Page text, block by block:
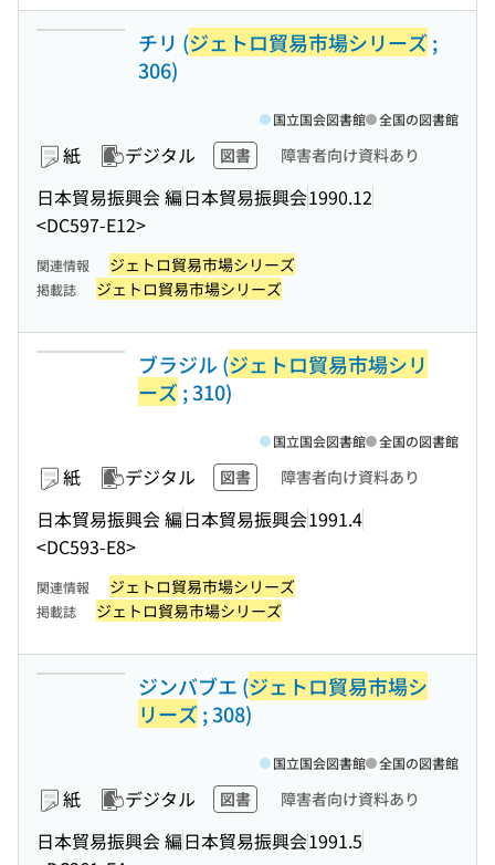
チリ (ジェトロ貿易市場シリーズ ;
306)
紙 デジタル 図書 障害者向け資料あり
日本貿易振興会 編日本貿易振興会1990.12
<DC597-E12>
国立国会図書館 全国の図書館
関連情報 ジェトロ貿易市場シリーズ
掲載誌 ジェトロ貿易市場シリーズ
ブラジル (ジェトロ貿易市場シリ
ーズ ; 310)
紙 デジタル 図書 障害者向け資料あり
日本貿易振興会 編日本貿易振興会1991.4
<DC593-E8>
国立国会図書館 全国の図書館
関連情報 ジェトロ貿易市場シリーズ
掲載誌 ジェトロ貿易市場シリーズ
ジンバブエ (ジェトロ貿易市場シ
リーズ ; 308)
紙 デジタル 図書 障害者向け資料あり
日本貿易振興会 編日本貿易振興会1991.5
国立国会図書館 全国の図書館